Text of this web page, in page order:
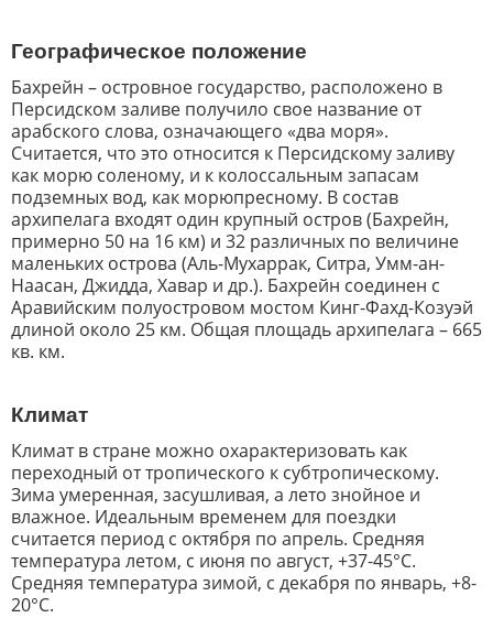
Географическое положение
Бахрейн – островное государство, расположено в
Персидском заливе получило свое название от
арабского слова, означающего «два моря».
Считается, что это относится к Персидскому заливу
как морю соленому, и к колоссальным запасам
подземных вод, как морюпресному. В состав
архипелага входят один крупный остров (Бахрейн,
примерно 50 на 16 км) и 32 различных по величине
маленьких острова (Аль-Мухаррак, Ситра, Умм-ан-
Наасан, Джидда, Хавар и др.). Бахрейн соединен с
Аравийским полуостровом мостом Кинг-Фахд-Козуэй
длиной около 25 км. Общая площадь архипелага – 665
кв. км.
Климат
Климат в стране можно охарактеризовать как
переходный от тропического к субтропическому.
Зима умеренная, засушливая, а лето знойное и
влажное. Идеальным временем для поездки
считается период с октября по апрель. Средняя
температура летом, с июня по август, +37-45°С.
Средняя температура зимой, с декабря по январь, +8-
20°С.